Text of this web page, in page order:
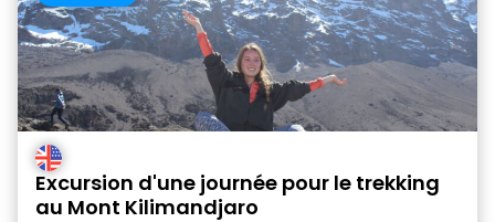
Excursion d'une journée pour le trekking
au Mont Kilimandjaro